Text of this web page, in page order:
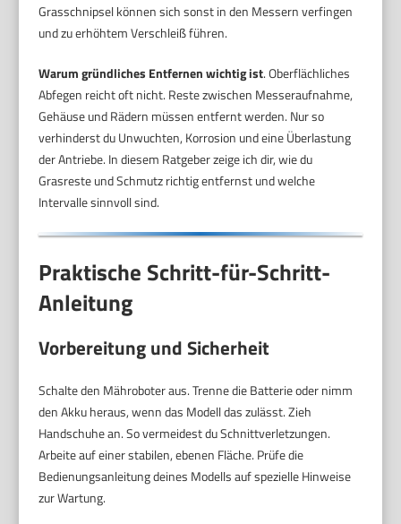
Grasschnipsel können sich sonst in den Messern verfingen
und zu erhöhtem Verschleiß führen.
Warum gründliches Entfernen wichtig ist. Oberflächliches
Abfegen reicht oft nicht. Reste zwischen Messeraufnahme,
Gehäuse und Rädern müssen entfernt werden. Nur so
verhinderst du Unwuchten, Korrosion und eine Überlastung
der Antriebe. In diesem Ratgeber zeige ich dir, wie du
Grasreste und Schmutz richtig entfernst und welche
Intervalle sinnvoll sind.
Praktische Schritt-für-Schritt-
Anleitung
Vorbereitung und Sicherheit
Schalte den Mähroboter aus. Trenne die Batterie oder nimm
den Akku heraus, wenn das Modell das zulässt. Zieh
Handschuhe an. So vermeidest du Schnittverletzungen.
Arbeite auf einer stabilen, ebenen Fläche. Prüfe die
Bedienungsanleitung deines Modells auf spezielle Hinweise
zur Wartung.